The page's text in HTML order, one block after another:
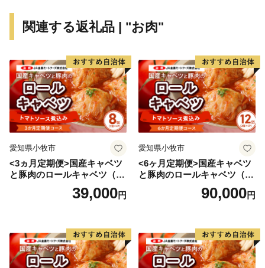
里山と里海の景観を守りつつ、恵まれた自然環境を活
ひこの機会に氷見市の特産品や、氷見市で過ごす時間を
楽しんでください。
関連する返礼品 | "お肉"
愛知県小牧市
<3ヵ月定期便>国産キャベツ
と豚肉のロールキャベツ（4P
39,000円
愛知県小牧市
<6ヶ月定期便>国産キャベツ
と豚肉のロールキャベツ（6P
90,000円